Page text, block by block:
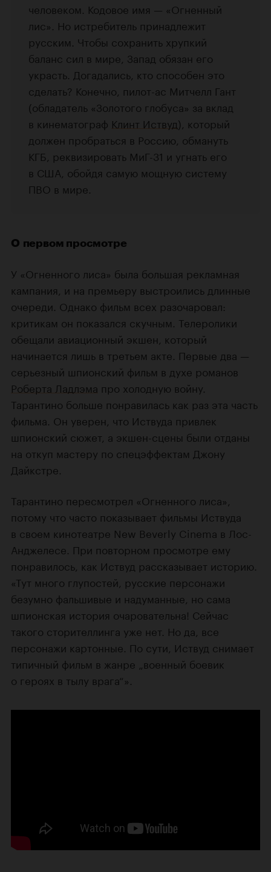
человеком. Кодовое имя — «Огненный
лис». Но истребитель принадлежит
русским. Чтобы сохранить хрупкий
баланс сил в мире, Запад обязан его
украсть. Догадались, кто способен это
сделать? Конечно, пилот-ас Митчелл Гант
(обладатель «Золотого глобуса» за вклад
в кинематограф Клинт Иствуд), который
должен пробраться в Россию, обмануть
КГБ, реквизировать МиГ-31 и угнать его
в США, обойдя самую мощную систему
ПВО в мире.
О первом просмотре
У «Огненного лиса» была большая рекламная
кампания, и на премьеру выстроились длинные
очереди. Однако фильм всех разочаровал:
критикам он показался скучным. Телеролики
обещали авиационный экшен, который
начинается лишь в третьем акте. Первые два —
серьезный шпионский фильм в духе романов
Роберта Ладлэма про холодную войну.
Тарантино больше понравилась как раз эта часть
фильма. Он уверен, что Иствуда привлек
шпионский сюжет, а экшен-сцены были отданы
на откуп мастеру по спецэффектам Джону
Дайкстре.
Тарантино пересмотрел «Огненного лиса»,
потому что часто показывает фильмы Иствуда
в своем кинотеатре New Beverly Cinema в Лос-
Анджелесе. При повторном просмотре ему
понравилось, как Иствуд рассказывает историю.
«Тут много глупостей, русские персонажи
безумно фальшивые и надуманные, но сама
шпионская история очаровательна! Сейчас
такого сторителлинга уже нет. Но да, все
персонажи картонные. По сути, Иствуд снимает
типичный фильм в жанре „военный боевик
о героях в тылу врага“».